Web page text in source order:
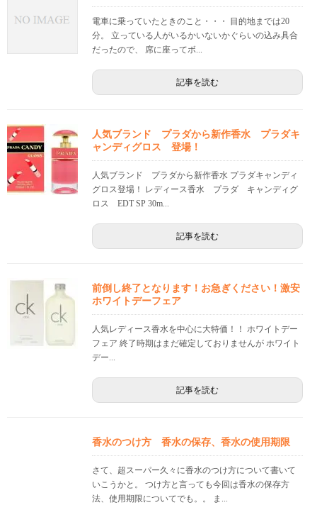
電車に乗っていたときのこと・・・ 目的地までは20
分。 立っている人がいるかいないかぐらいの込み具合
だったので、 席に座ってボ...
記事を読む
人気ブランド プラダから新作香水 プラダキ
ャンディグロス 登場！
人気ブランド プラダから新作香水 プラダキャンディ
グロス登場！ レディース香水 プラダ キャンディグ
ロス EDT SP 30m...
記事を読む
前倒し終了となります！お急ぎください！激安
ホワイトデーフェア
人気レディース香水を中心に大特価！！ ホワイトデー
フェア 終了時期はまだ確定しておりませんが ホワイト
デー...
記事を読む
香水のつけ方 香水の保存、香水の使用期限
さて、超スーパー久々に香水のつけ方について書いて
いこうかと。 つけ方と言っても今回は香水の保存方
法、使用期限についてでも。。 ま...